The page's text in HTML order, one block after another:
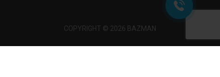
COPYRIGHT © 2026 BAZMAN